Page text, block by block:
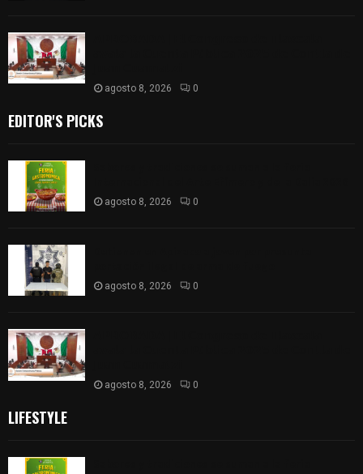
agosto 8, 2026 0
EDITOR'S PICKS
agosto 8, 2026 0
agosto 8, 2026 0
agosto 8, 2026 0
LIFESTYLE